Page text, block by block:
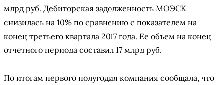
млрд руб. Дебиторская задолженность МОЭСК
снизилась на 10% по сравнению с показателем на
конец третьего квартала 2017 года. Ее объем на конец
отчетного периода составил 17 млрд руб.
По итогам первого полугодия компания сообщала, что